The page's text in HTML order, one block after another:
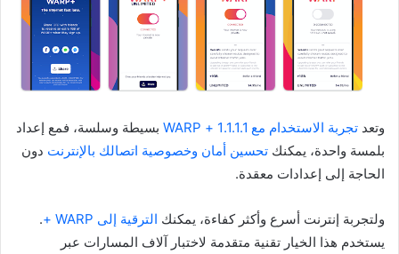
وتعد تجربة الاستخدام مع 1.1.1.1 + WARP
بسيطة وسلسة، فمع إعداد
بلمسة واحدة، يمكنك تحسين أمان وخصوصية اتصالك بالإنترنت دون
الحاجة إلى إعدادات معقدة.
ولتجربة إنترنت أسرع وأكثر كفاءة، يمكنك الترقية إلى WARP +
.
يستخدم هذا الخيار تقنية متقدمة لاختبار آلاف المسارات عبر